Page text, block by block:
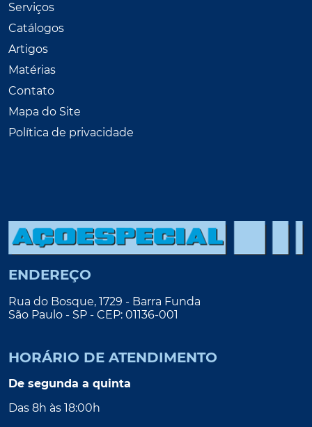
Serviços
Catálogos
Artigos
Matérias
Contato
Mapa do Site
Política de privacidade
ENDEREÇO
Rua do Bosque, 1729 - Barra Funda
São Paulo - SP - CEP: 01136-001
HORÁRIO DE ATENDIMENTO
De segunda a quinta
Das 8h às 18:00h